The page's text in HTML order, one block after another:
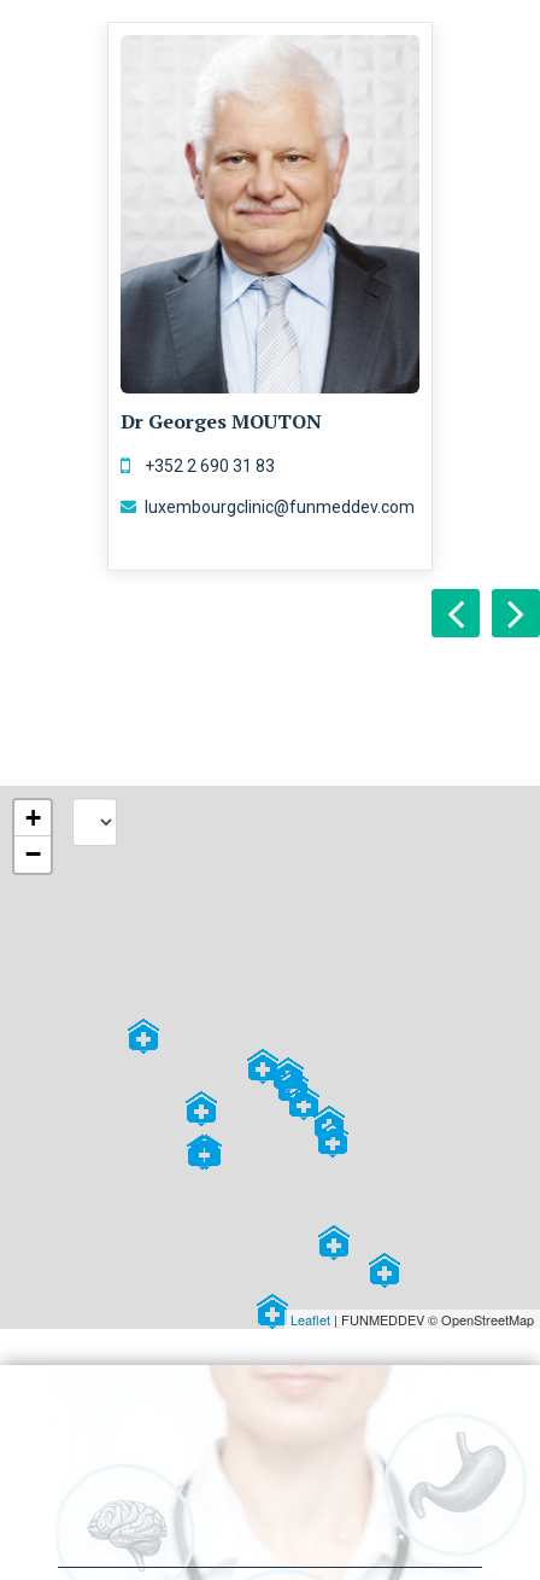
Dr Georges MOUTON
‭+352 2 690 31 83‬
luxembourgclinic@funmeddev.com
+
−
Leaflet | FUNMEDDEV © OpenStreetMap